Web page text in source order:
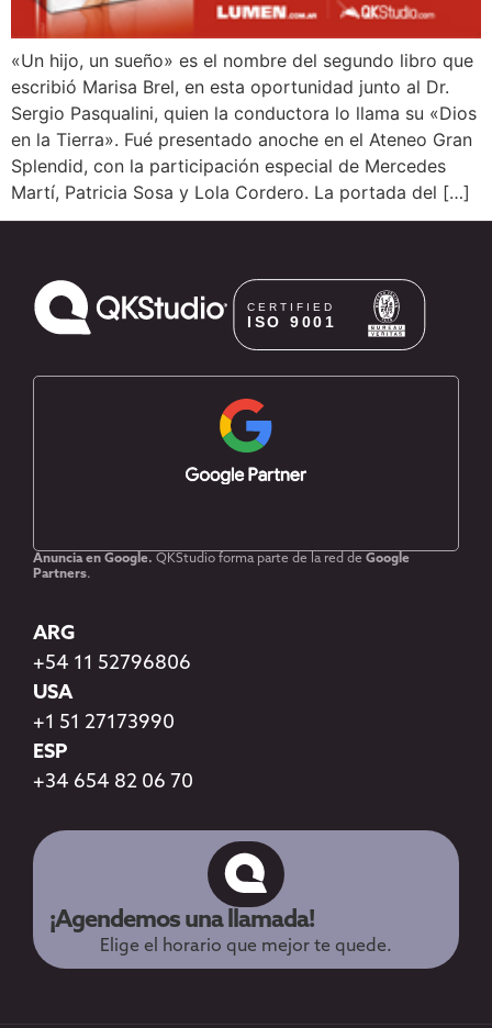
«Un hijo, un sueño» es el nombre del segundo libro que
escribió Marisa Brel, en esta oportunidad junto al Dr.
Sergio Pasqualini, quien la conductora lo llama su «Dios
en la Tierra». Fué presentado anoche en el Ateneo Gran
Splendid, con la participación especial de Mercedes
Martí, Patricia Sosa y Lola Cordero. La portada del […]
Anuncia en Google. QKStudio forma parte de la red de Google
Partners.
ARG
+54 11 52796806
USA
+1 51 27173990
ESP
+34 654 82 06 70
¡Agendemos una llamada!
Elige el horario que mejor te quede.